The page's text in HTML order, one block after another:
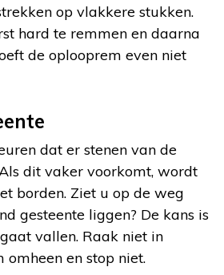
op vlakkere stukken.
hard te remmen en daarna
de oplooprem even niet
dat er stenen van de
dit vaker voorkomt, wordt
borden. Ziet u op de weg
gesteente liggen? De kans is
vallen. Raak niet in
en stop niet.